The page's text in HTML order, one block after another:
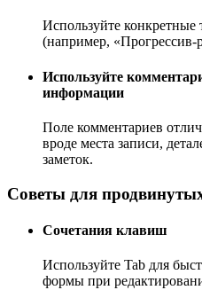
Используйте
(например, «Прогрессив-
Используйте
информации
Поле комментариев
вроде места записи,
заметок.
Советы для
Сочетания клавиш
Используйте Tab для
формы при